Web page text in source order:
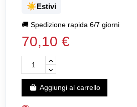
☀️Estivi
🚚Spedizione rapida 6/7 giorni
70,10 €
Aggiungi al carrello